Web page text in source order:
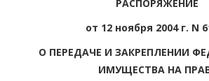
РАСПОРЯЖЕНИЕ
от 12 ноября 2004 г. N
О ПЕРЕДАЧЕ И ЗАКРЕПЛЕНИИ
ИМУЩЕСТВА НА